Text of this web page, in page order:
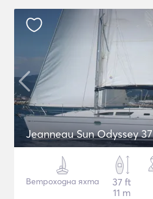
Jeanneau Sun Odyssey 37
Ветроходна яхта
37 ft
11 m